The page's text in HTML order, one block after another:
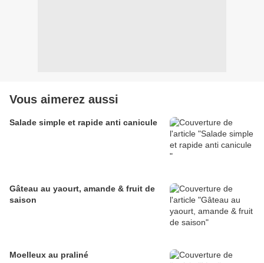
Vous aimerez aussi
Salade simple et rapide anti canicule
Gâteau au yaourt, amande & fruit de
saison
Moelleux au praliné